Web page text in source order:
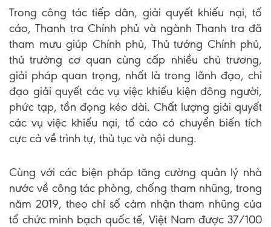
Trong công tác tiếp dân, giải quyết khiếu nại, tố
cáo, Thanh tra Chính phủ và ngành Thanh tra đã
tham mưu giúp Chính phủ, Thủ tướng Chính phủ,
thủ trưởng cơ quan cùng cấp nhiều chủ trương,
giải pháp quan trọng, nhất là trong lãnh đạo, chỉ
đạo giải quyết các vụ việc khiếu kiện đông người,
phức tạp, tồn đọng kéo dài. Chất lượng giải quyết
các vụ việc khiếu nại, tố cáo có chuyển biến tích
cực cả về trình tự, thủ tục và nội dung.
Cùng với các biện pháp tăng cường quản lý nhà
nước về công tác phòng, chống tham nhũng, trong
năm 2019, theo chỉ số cảm nhận tham nhũng của
tổ chức minh bạch quốc tế, Việt Nam được 37/100